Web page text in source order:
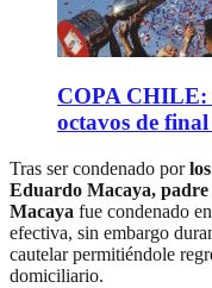
COPA CHILE:
octavos de
Tras ser condenado por
Eduardo Macaya,
Macaya fue condenado
efectiva, sin embargo
cautelar permitiéndole
domiciliario.